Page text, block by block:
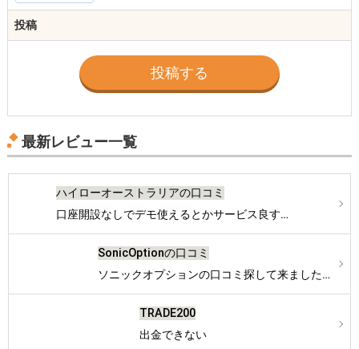
投稿
最新レビュー一覧
ハイローオーストラリアの口コミ
口座開設なしでデモ使えるとかサービス良す…
SonicOptionの口コミ
ソニックオプションの口コミ探して来ました…
TRADE200
出金できない